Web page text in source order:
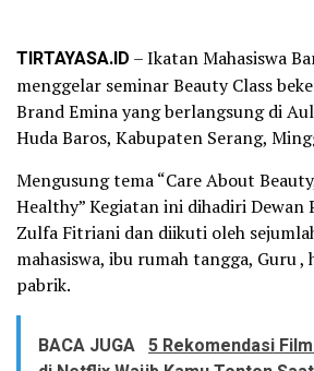
TIRTAYASA.ID – Ikatan Mahasiswa
menggelar seminar Beauty Class
Brand Emina yang berlangsung di
Huda Baros, Kabupaten Serang,
Mengusung tema “Care About
Healthy” Kegiatan ini dihadiri Dewan
Zulfa Fitriani dan diikuti oleh
mahasiswa, ibu rumah tangga, Guru ,
pabrik.
BACA JUGA 5 Rekomendasi